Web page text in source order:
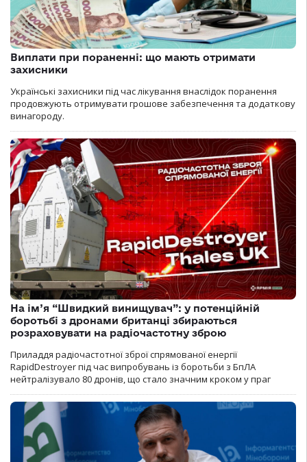
Виплати при пораненні: що мають отримати
захисники
Українські захисники під час лікування внаслідок поранення
продовжують отримувати грошове забезпечення та додаткову
винагороду.
На ім’я “Швидкий винищувач”: у потенційній
боротьбі з дронами британці збираються
розраховувати на радіочастотну зброю
Приладдя радіочастотної зброї спрямованої енергії
RapidDestroyer під час випробувань із боротьби з БпЛА
нейтралізувало 80 дронів, що стало значним кроком у праг